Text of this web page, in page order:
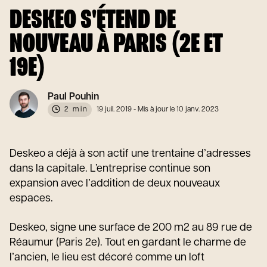
DESKEO S'ÉTEND DE
NOUVEAU À PARIS (2E ET
19E)
Paul Pouhin
2 min 19 juil. 2019 - Mis à jour le 10 janv. 2023
Deskeo a déjà à son actif une trentaine d’adresses
dans la capitale. L’entreprise continue son
expansion avec l’addition de deux nouveaux
espaces.
Deskeo, signe une surface de 200 m2 au 89 rue de
Réaumur (Paris 2e). Tout en gardant le charme de
l’ancien, le lieu est décoré comme un loft